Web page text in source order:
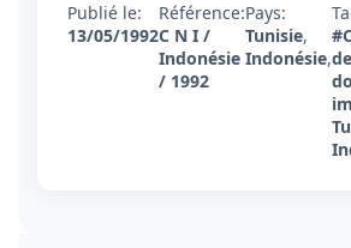
Publié le:
13/05/1992
Référence:
C N I /
Indonésie
/ 1992
Pays:
Tunisie,
Indonésie,